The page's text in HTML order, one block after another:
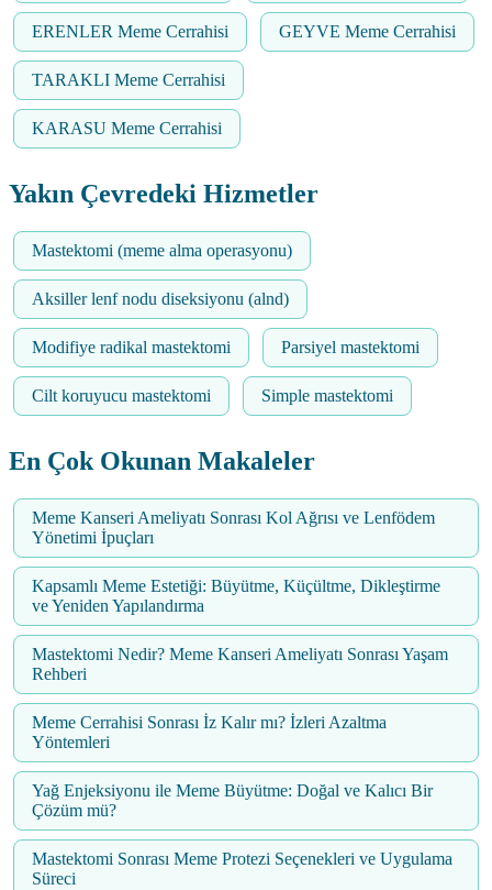
ERENLER Meme Cerrahisi GEYVE Meme Cerrahisi
TARAKLI Meme Cerrahisi
KARASU Meme Cerrahisi
Yakın Çevredeki Hizmetler
Mastektomi (meme alma operasyonu)
Aksiller lenf nodu diseksiyonu (alnd)
Modifiye radikal mastektomi Parsiyel mastektomi
Cilt koruyucu mastektomi Simple mastektomi
En Çok Okunan Makaleler
Meme Kanseri Ameliyatı Sonrası Kol Ağrısı ve Lenfödem
Yönetimi İpuçları
Kapsamlı Meme Estetiği: Büyütme, Küçültme, Dikleştirme
ve Yeniden Yapılandırma
Mastektomi Nedir? Meme Kanseri Ameliyatı Sonrası Yaşam
Rehberi
Meme Cerrahisi Sonrası İz Kalır mı? İzleri Azaltma
Yöntemleri
Yağ Enjeksiyonu ile Meme Büyütme: Doğal ve Kalıcı Bir
Çözüm mü?
Mastektomi Sonrası Meme Protezi Seçenekleri ve Uygulama
Süreci